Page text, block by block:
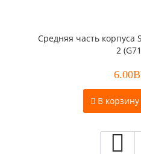
Средняя часть корпуса
2
В корзину